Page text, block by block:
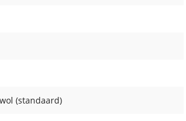
(standaard)